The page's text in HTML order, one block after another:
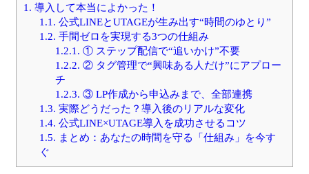
1. 導入して本当によかった！
1.1. 公式LINEとUTAGEが生み出す“時間のゆとり”
1.2. 手間ゼロを実現する3つの仕組み
1.2.1. ① ステップ配信で“追いかけ”不要
1.2.2. ② タグ管理で“興味ある人だけ”にアプロー
チ
1.2.3. ③ LP作成から申込みまで、全部連携
1.3. 実際どうだった？導入後のリアルな変化
1.4. 公式LINE×UTAGE導入を成功させるコツ
1.5. まとめ：あなたの時間を守る「仕組み」を今す
ぐ